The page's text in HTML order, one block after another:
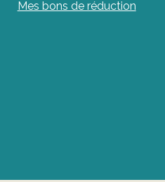
Mes bons de réduction